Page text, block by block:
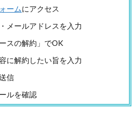
ームにアクセス
メールアドレスを入力
スの解約」でOK
に解約したい旨を入力
信
ルを確認